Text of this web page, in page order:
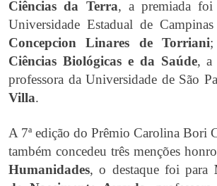
Ciências da Terra, a premiada foi
Universidade Estadual de
Concepcion Linares de Torriani;
Ciências Biológicas e da Saúde, a
professora da Universidade de São
Villa.
A 7ª edição do Prêmio Carolina Bori
também concedeu três menções
Humanidades, o destaque foi para